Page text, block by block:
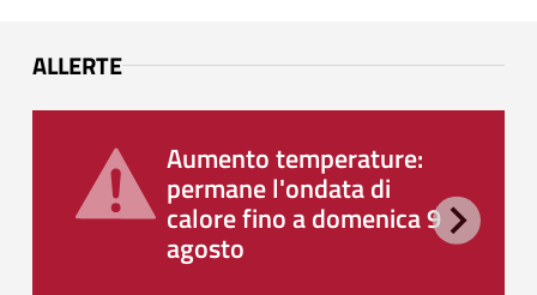
ALLERTE
Aumento temperature:
permane l'ondata di
calore fino a domenica 9
agosto